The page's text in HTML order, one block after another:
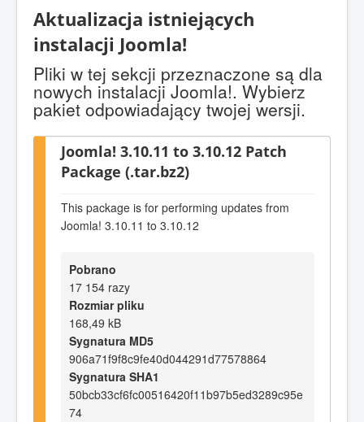
Aktualizacja istniejących
instalacji Joomla!
Pliki w tej sekcji przeznaczone są dla
nowych instalacji Joomla!. Wybierz
pakiet odpowiadający twojej wersji.
Joomla! 3.10.11 to 3.10.12 Patch
Package (.tar.bz2)
This package is for performing updates from
Joomla! 3.10.11 to 3.10.12
Pobrano
17 154 razy
Rozmiar pliku
168,49 kB
Sygnatura MD5
906a71f9f8c9fe40d044291d77578864
Sygnatura SHA1
50bcb33cf6fc00516420f11b97b5ed3289c95e
74